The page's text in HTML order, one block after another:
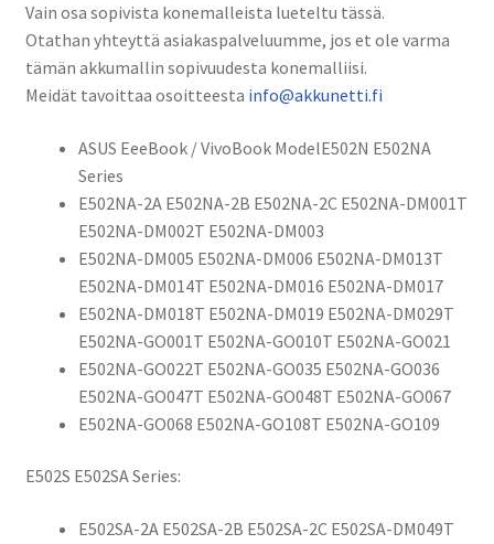
Vain osa sopivista konemalleista lueteltu tässä.
Otathan yhteyttä asiakaspalveluumme, jos et ole varma
tämän akkumallin sopivuudesta konemalliisi.
Meidät tavoittaa osoitteesta info@akkunetti.fi
ASUS EeeBook / VivoBook ModelE502N E502NA
Series
E502NA-2A E502NA-2B E502NA-2C E502NA-DM001T
E502NA-DM002T E502NA-DM003
E502NA-DM005 E502NA-DM006 E502NA-DM013T
E502NA-DM014T E502NA-DM016 E502NA-DM017
E502NA-DM018T E502NA-DM019 E502NA-DM029T
E502NA-GO001T E502NA-GO010T E502NA-GO021
E502NA-GO022T E502NA-GO035 E502NA-GO036
E502NA-GO047T E502NA-GO048T E502NA-GO067
E502NA-GO068 E502NA-GO108T E502NA-GO109
E502S E502SA Series:
E502SA-2A E502SA-2B E502SA-2C E502SA-DM049T